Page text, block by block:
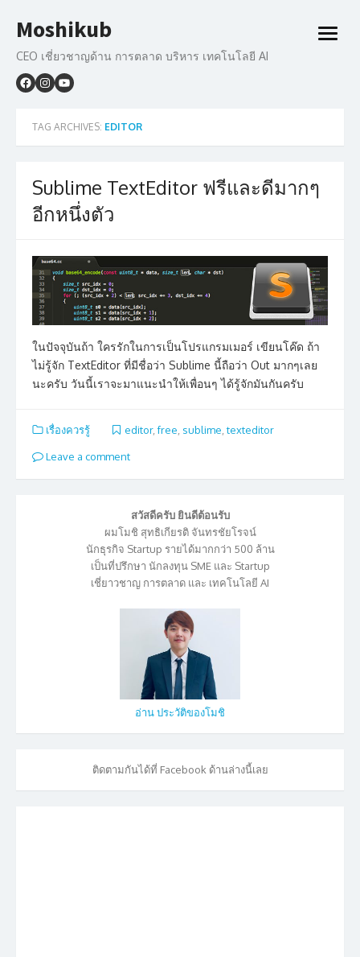
to
Moshikub
CEO เชี่ยวชาญด้าน การตลาด บริหาร เทคโนโลยี AI
open
TAG ARCHIVES: EDITOR
Sublime TextEditor ฟรีและดีมากๆ
อีกหนึ่งตัว
ในปัจจุบันถ้า ใครรักในการเป็นโปรแกรมเมอร์ เขียนโค๊ด ถ้า
ไม่รู้จัก TextEditor ที่มีชื่อว่า Sublime นี้ถือว่า Out มากๆเลย
นะครับ วันนี้เราจะมาแนะนำให้เพื่อนๆ ได้รู้จักมันกันครับ
เรื่องควรรู้ editor,free sublime ,texteditor
Leave a comment
สวัสดีครับ ยินดีต้อนรับ
ผมโมชิ สุทธิเกียรติ จันทรชัยโรจน์
นักธุรกิจ Startup รายได้มากกว่า 500 ล้าน
เป็นที่ปรึกษา นักลงทุน SME และ Startup
เชี่ยาวชาญ การตลาด และ เทคโนโลยี AI
อ่าน ประวัติของโมชิ
ติดตามกันได้ที่ Facebook ด้านล่างนี้เลย